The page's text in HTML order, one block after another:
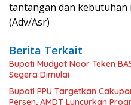
tantangan dan kebutuhan
(Adv/Asr)
Berita Terkait
Bupati Mudyat Noor Teken
Segera Dimulai
Bupati PPU Targetkan
Persen, AMDT Luncurkan